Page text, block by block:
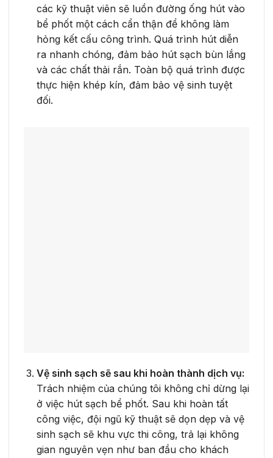
các kỹ thuật viên sẽ luồn đường ống hút vào
bể phốt một cách cẩn thận để không làm
hỏng kết cấu công trình. Quá trình hút diễn
ra nhanh chóng, đảm bảo hút sạch bùn lắng
và các chất thải rắn. Toàn bộ quá trình được
thực hiện khép kín, đảm bảo vệ sinh tuyệt
đối.
Vệ sinh sạch sẽ sau khi hoàn thành dịch vụ:
Trách nhiệm của chúng tôi không chỉ dừng lại
ở việc hút sạch bể phốt. Sau khi hoàn tất
công việc, đội ngũ kỹ thuật sẽ dọn dẹp và vệ
sinh sạch sẽ khu vực thi công, trả lại không
gian nguyên vẹn như ban đầu cho khách